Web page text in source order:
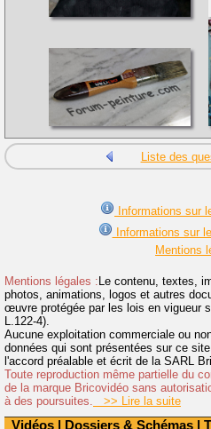
Vidéos | Dossiers & Schémas |
Liste des
Informations sur
Informations sur
Mentions
Mentions légales : Le contenu, textes,
photos, animations, logos et autres
œuvre protégée par les lois en vigueur
L.122-4).
Aucune exploitation commerciale ou
données qui sont présentées sur ce
l'accord préalable et écrit de la SARL
Toute reproduction même partielle du
de la marque Bricovidéo sans
à des poursuites. >> Lire la suite